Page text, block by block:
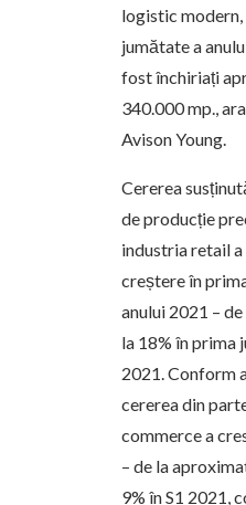
logistic
jumătate a
fost închiriați
340.000 mp.,
Avison Young.
Cererea
de producție
industria retail
creștere în
anului 2021 –
la 18% în prima
2021. Conform
cererea din
commerce a
– de la
9% în S1 2021,